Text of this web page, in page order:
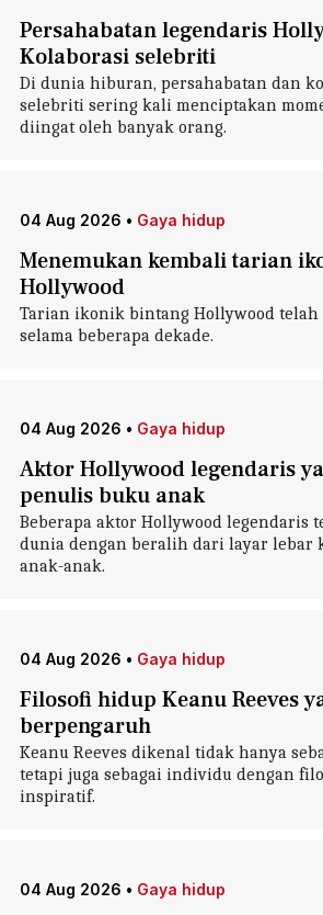
Persahabatan legendaris
Kolaborasi selebriti
Di dunia hiburan, persahabatan dan
selebriti sering kali menciptakan
diingat oleh banyak orang.
04 Aug 2026 • Gaya hidup
Menemukan kembali tarian
Hollywood
Tarian ikonik bintang Hollywood telah
selama beberapa dekade.
04 Aug 2026 • Gaya hidup
Aktor Hollywood legendaris
penulis buku anak
Beberapa aktor Hollywood legendaris
dunia dengan beralih dari layar lebar
anak-anak.
04 Aug 2026 • Gaya hidup
Filosofi hidup Keanu Reeves
berpengaruh
Keanu Reeves dikenal tidak hanya
tetapi juga sebagai individu dengan
inspiratif.
04 Aug 2026 • Gaya hidup